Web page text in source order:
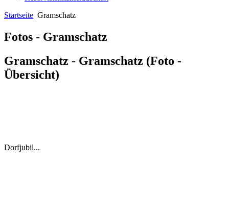
Startseite Gramschatz
Fotos - Gramschatz
Gramschatz - Gramschatz (Foto -
Übersicht)
Dorfjubil...